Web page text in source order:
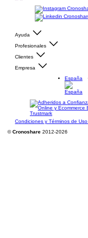
Ayuda
Profesionales
Clientes
Empresa
España
Condiciones y Términos de Uso
©Cronoshare 2012-2026